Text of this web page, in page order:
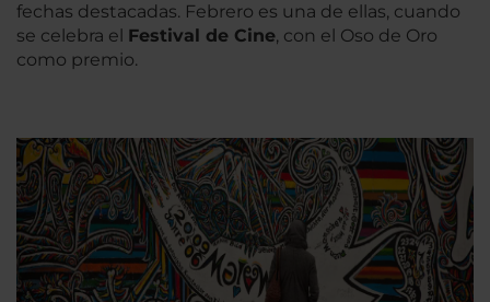
fechas destacadas. Febrero es una de ellas, cuando
se celebra el Festival de Cine, con el Oso de Oro
como premio.